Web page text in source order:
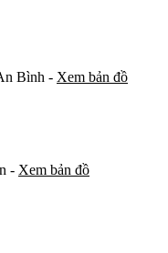
Bình - Xem bản đồ
- Xem bản đồ